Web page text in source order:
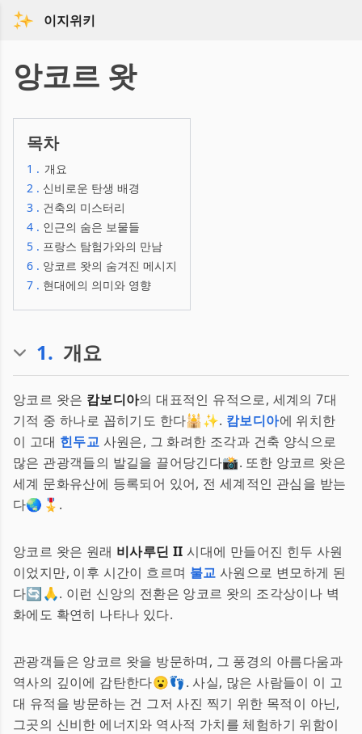
이지위키
앙코르 왓
목차
1 . 개요
2 . 신비로운 탄생 배경
3 . 건축의 미스터리
4 . 인근의 숨은 보물들
5 . 프랑스 탐험가와의 만남
6 . 앙코르 왓의 숨겨진 메시지
7 . 현대에의 의미와 영향
1. 개요
앙코르 왓은 캄보디아의 대표적인 유적으로, 세계의 7대
기적 중 하나로 꼽히기도 한다🕌✨. 캄보디아에 위치한
이 고대 힌두교 사원은, 그 화려한 조각과 건축 양식으로
많은 관광객들의 발길을 끌어당긴다📸. 또한 앙코르 왓은
세계 문화유산에 등록되어 있어, 전 세계적인 관심을 받는
다🌏🎖️.
앙코르 왓은 원래 비사루딘 II 시대에 만들어진 힌두 사원
이었지만, 이후 시간이 흐르며 불교 사원으로 변모하게 된
다🔄🙏. 이런 신앙의 전환은 앙코르 왓의 조각상이나 벽
화에도 확연히 나타나 있다.
관광객들은 앙코르 왓을 방문하며, 그 풍경의 아름다움과
역사의 깊이에 감탄한다😮👣. 사실, 많은 사람들이 이 고
대 유적을 방문하는 건 그저 사진 찍기 위한 목적이 아닌,
그곳의 신비한 에너지와 역사적 가치를 체험하기 위함이